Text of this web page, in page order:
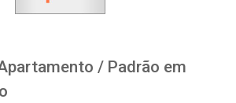
/ Padrão em